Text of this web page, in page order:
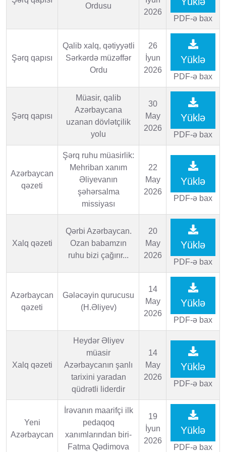
Ordusu
2026
PDF-ə bax
Şərq qapısı
Qalib xalq, qətiyyətli
Sərkərdə müzəffər
Ordu
26
İyun
2026
Yüklə
PDF-ə bax
Şərq qapısı
Müasir, qalib
Azərbaycana
uzanan dövlətçilik
yolu
30
May
2026
Yüklə
PDF-ə bax
Azərbaycan
qəzeti
Şərq ruhu müasirlik:
Mehriban xanım
Əliyevanın
şəhərsalma
missiyası
22
May
2026
Yüklə
PDF-ə bax
Xalq qəzeti
Qərbi Azərbaycan.
Ozan babamzın
ruhu bizi çağırır...
20
May
2026
Yüklə
PDF-ə bax
Azərbaycan
qəzeti
Gələcəyin qurucusu
(H.Əliyev)
14
May
2026
Yüklə
PDF-ə bax
Xalq qəzeti
Heydər Əliyev
müasir
Azərbaycanın şanlı
tarixini yaradan
qüdrətli liderdir
14
May
2026
Yüklə
PDF-ə bax
Yeni
Azərbaycan
İrəvanın maarifçi ilk
pedaqoq
xanımlarından biri-
Fatma Qədimova
19
İyun
2026
Yüklə
PDF-ə bax